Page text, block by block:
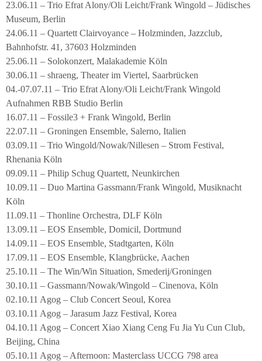
23.06.11 – Trio Efrat Alony/Oli Leicht/Frank Wingold – Jüdisches
Museum, Berlin
24.06.11 – Quartett Clairvoyance – Holzminden, Jazzclub,
Bahnhofstr. 41, 37603 Holzminden
25.06.11 – Solokonzert, Malakademie Köln
30.06.11 – shraeng, Theater im Viertel, Saarbrücken
04.-07.07.11 – Trio Efrat Alony/Oli Leicht/Frank Wingold
Aufnahmen RBB Studio Berlin
16.07.11 – Fossile3 + Frank Wingold, Berlin
22.07.11 – Groningen Ensemble, Salerno, Italien
03.09.11 – Trio Wingold/Nowak/Nillesen – Strom Festival,
Rhenania Köln
09.09.11 – Philip Schug Quartett, Neunkirchen
10.09.11 – Duo Martina Gassmann/Frank Wingold, Musiknacht
Köln
11.09.11 – Thonline Orchestra, DLF Köln
13.09.11 – EOS Ensemble, Domicil, Dortmund
14.09.11 – EOS Ensemble, Stadtgarten, Köln
17.09.11 – EOS Ensemble, Klangbrücke, Aachen
25.10.11 – The Win/Win Situation, Smederij/Groningen
30.10.11 – Gassmann/Nowak/Wingold – Cinenova, Köln
02.10.11 Agog – Club Concert Seoul, Korea
03.10.11 Agog – Jarasum Jazz Festival, Korea
04.10.11 Agog – Concert Xiao Xiang Ceng Fu Jia Yu Cun Club,
Beijing, China
05.10.11 Agog – Afternoon: Masterclass UCCG 798 area